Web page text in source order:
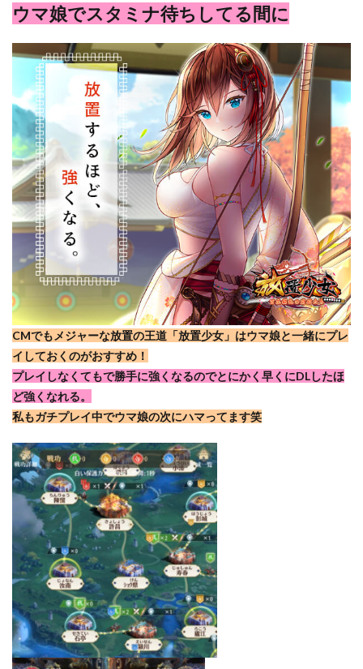
ウマ娘でスタミナ待ちしてる間に
CMでもメジャーな放置の王道「放置少女」はウマ娘と一緒にプレ
イしておくのがおすすめ！
プレイしなくてもで勝手に強くなるのでとにかく早くにDLしたほ
ど強くなれる。
私もガチプレイ中でウマ娘の次にハマってます笑